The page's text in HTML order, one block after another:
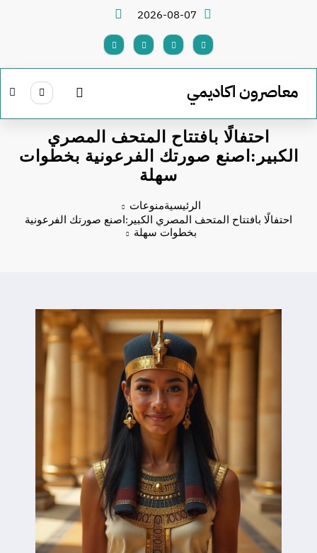
2026-08-07
معاصرون اكاديمي
احتفالًا بافتتاح المتحف المصري
الكبير:اصنع صورتك الفرعونية بخطوات
سهلة
الرئيسيةمنوعات
احتفالًا بافتتاح المتحف المصري الكبير:اصنع صورتك الفرعونية
بخطوات سهلة